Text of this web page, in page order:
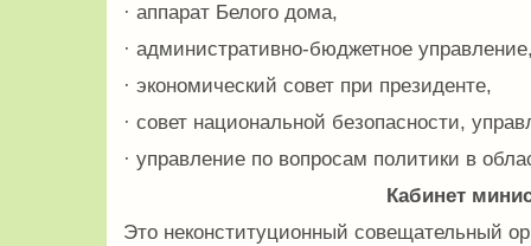
· аппарат Белого дома,
· административно-бюджетное
· экономический совет при президенте,
· совет национальной безопасности,
· управление по вопросам политики в
Кабинет
Это неконституционный совещательный